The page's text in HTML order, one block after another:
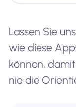
Lassen Sie
wie diese
können,
nie die